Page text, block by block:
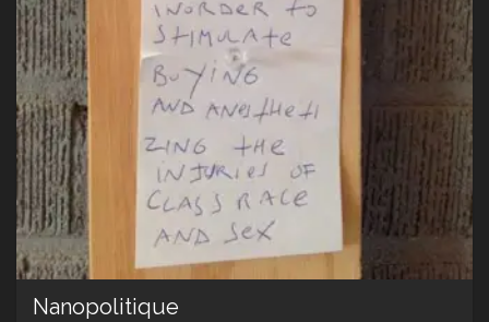
Nanopolitique